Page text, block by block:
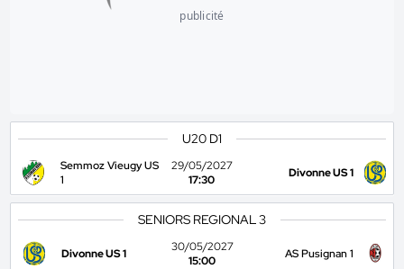
publicité
U20 D1
Semmoz Vieugy US
1
29/05/2027
17:30
Divonne US 1
SENIORS REGIONAL 3
Divonne US 1
30/05/2027
15:00
AS Pusignan 1